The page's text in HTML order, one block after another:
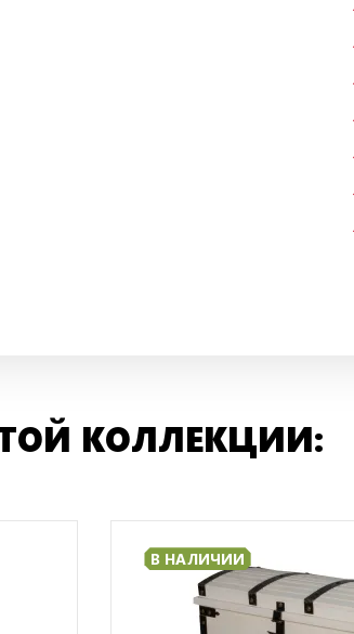
КОЛЛЕКЦИИ:
В НАЛИЧИИ